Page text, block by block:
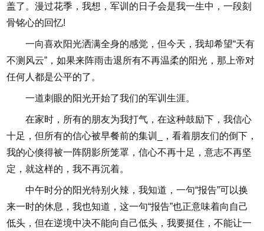
盖了。漫过花季，我想，军训的日子会是我一生中，一段刻
骨铭心的回忆!
一向喜欢阳光洒满全身的感觉，但今天，我却希望“天有
不测风云”，如果来阵雨击退所有不再温柔的阳光，那上帝对
任何人都是公平的了。
一道刺眼的阳光开始了我们的军训生涯。
在家时，所有的朋友为我打气，在这种鼓励下，我信心
十足，但所有的信心被早餐前的集训_，看着朋友们的倒下，
我的心倏得被一阵阴影所笼罩，信心不再十足，意志不再坚
定，就这样的，我不再沉着。
中午时分的阳光特别火辣，我知道，一句“报告”可以换
来一时的休息，我也知道，这一句“报告”也正意味着向自己
低头，但在逆境中决不能向自己低头，我要挺住，不能让一